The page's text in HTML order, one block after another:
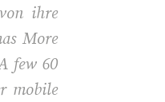
ihre
More
few 60
mobile